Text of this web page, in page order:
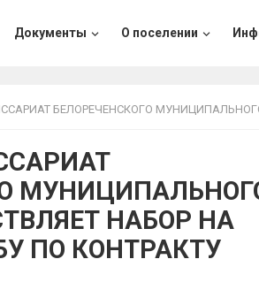
Документы О поселении
МУНИЦИПАЛЬНОГО РАЙОНА ОСУЩЕСТВЛЯЕТ НАБОР НА ВОЕННУЮ
НАБОР НА
ПО КОНТРАКТУ